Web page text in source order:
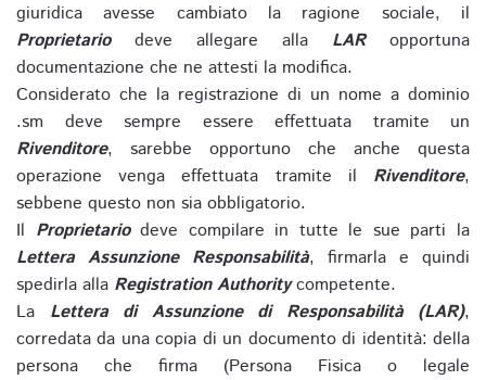
giuridica avesse cambiato la ragione sociale, il
Proprietariodeve allegare alla LARopportuna
documentazione che ne attesti la modifica.
Considerato che la registrazione di un nome a dominio
.sm deve sempre essere effettuata tramite un
Rivenditore, sarebbe opportuno che anche questa
operazione venga effettuata tramite il Rivenditore,
sebbene questo non sia obbligatorio.
Il Proprietariodeve compilare in tutte le sue parti la
Lettera Assunzione Responsabilità, firmarla e quindi
spedirla alla Registration Authoritycompetente.
La Lettera di Assunzione di Responsabilità (LAR),
corredata da una copia di un documento di identità: della
persona che firma (Persona Fisica o legale